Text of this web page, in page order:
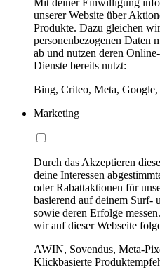
unserer Website über
Produkte. Dazu gleichen
personenbezogenen Daten
ab und nutzen deren
Dienste bereits nutzt:
Bing, Criteo, Meta,
Marketing
Durch das Akzeptieren
deine Interessen
oder Rabattaktionen für
basierend auf deinem Surf-
sowie deren Erfolge
wir auf dieser Webseite
AWIN, Sovendus, Meta-
Klickbasierte